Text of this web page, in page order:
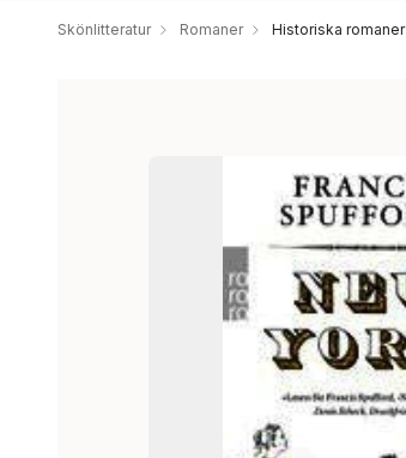
Skönlitteratur Romaner Historiska romaner